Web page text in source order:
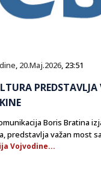
, 20.Maj.2026, 23:51
Boris Bratina
predstavlja važan most
Vojvodine...